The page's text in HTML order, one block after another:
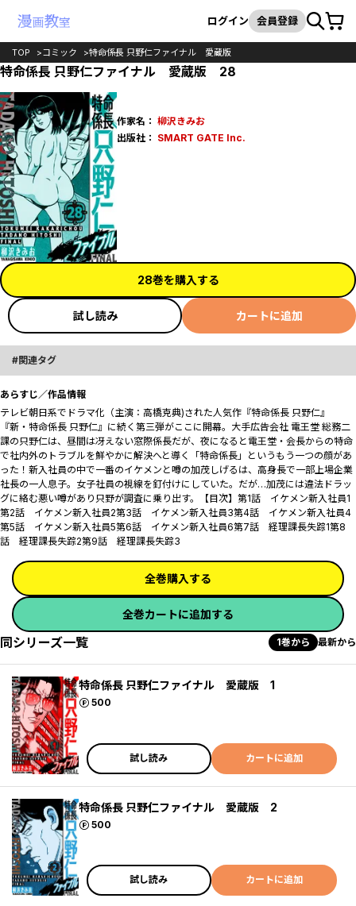
検索
ログイン 会員登録カート
TOP コミック 特命係長 只野仁ファイナル 愛蔵版
特命係長 只野仁ファイナル 愛蔵版 28
作家名： 柳沢きみお
出版社： SMART GATE Inc.
28巻を購入する
試し読み カートに追加
関連タグ
あらすじ／作品情報
テレビ朝日系でドラマ化（主演：高橋克典)された人気作『特命係長 只野仁』
『新・特命係長 只野仁』に続く第三弾がここに開幕。大手広告会社 電王堂 総務二
課の只野仁は、昼間は冴えない窓際係長だが、夜になると電王堂・会長からの特命
で社内外のトラブルを鮮やかに解決へと導く「特命係長」というもう一つの顔があ
った――！新入社員の中で一番のイケメンと噂の加茂しげるは、高身長で一部上場企業
社長の一人息子。女子社員の視線を釘付けにしていた。だが…加茂には違法ドラッ
グに絡む悪い噂があり只野が調査に乗り出す。【目次】第1話 イケメン新入社員1
第2話 イケメン新入社員2第3話 イケメン新入社員3第4話 イケメン新入社員4
第5話 イケメン新入社員5第6話 イケメン新入社員6第7話 経理課長失踪1第8
話 経理課長失踪2第9話 経理課長失踪3
全巻購入する
全巻カートに追加する
同シリーズ一覧 1巻から 最新から
特命係長 只野仁ファイナル 愛蔵版 1
500
ポイント
試し読み カートに追加
特命係長 只野仁ファイナル 愛蔵版 2
500
ポイント
試し読み カートに追加